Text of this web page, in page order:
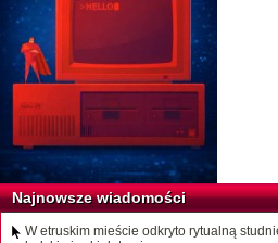
Najnowsze wiadomości
W etruskim mieście odkryto rytualną